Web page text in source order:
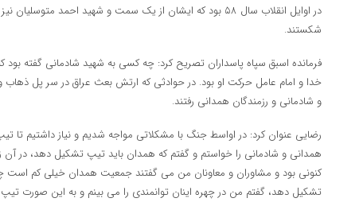
در اوایل انقلاب سال ۵۸ بود که ایشان از یک سمت و شهید احمد
شکستند.
فرمانده اسبق سپاه پاسداران تصریح کرد: چه کسی به شهید شادمانی گفته
خدا و امام عامل حرکت او بود. در حوادثی که ارتش بعث عراق در سر پل ذهاب
و شادمانی و رزمندگان همدانی رفتند.
رضایی عنوان کرد: در اواسط جنگ با مشکلاتی مواجه شدیم و نیاز داشتیم تا تیپ
همدانی و شادمانی را خواستم و گفتم که همدان باید تیپ تشکیل دهد،